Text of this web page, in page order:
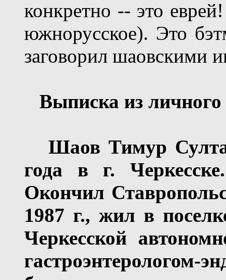
конкретно -- это
южнорусское). Это
заговорил шаовскими
Выписка из личного
Шаов Тимур
года в г.
Окончил
1987 г., жил в
Черкесской